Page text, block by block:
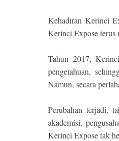
Kehadiran Kerinci
Kerinci Expose terus
Tahun 2017,
pengetahuan,
Namun, secara
Perubahan terjadi,
akademisi,
Kerinci Expose tak